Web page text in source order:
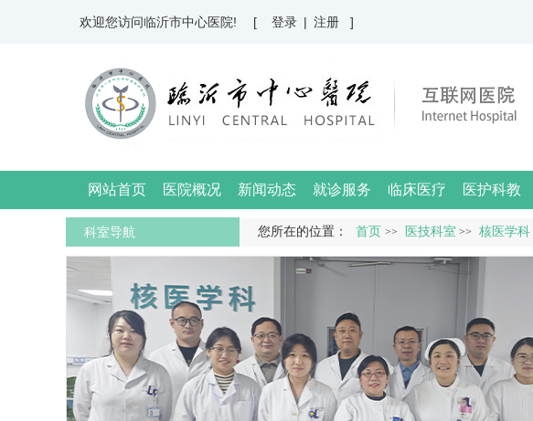
欢迎您访问临沂市中心医院! [ 登录 | 注册 ]
网站首页 医院概况 新闻动态 就诊服务 临床医疗 医护科教
您所在的位置： 首页 >> 医技科室 >> 核医学科
科室导航